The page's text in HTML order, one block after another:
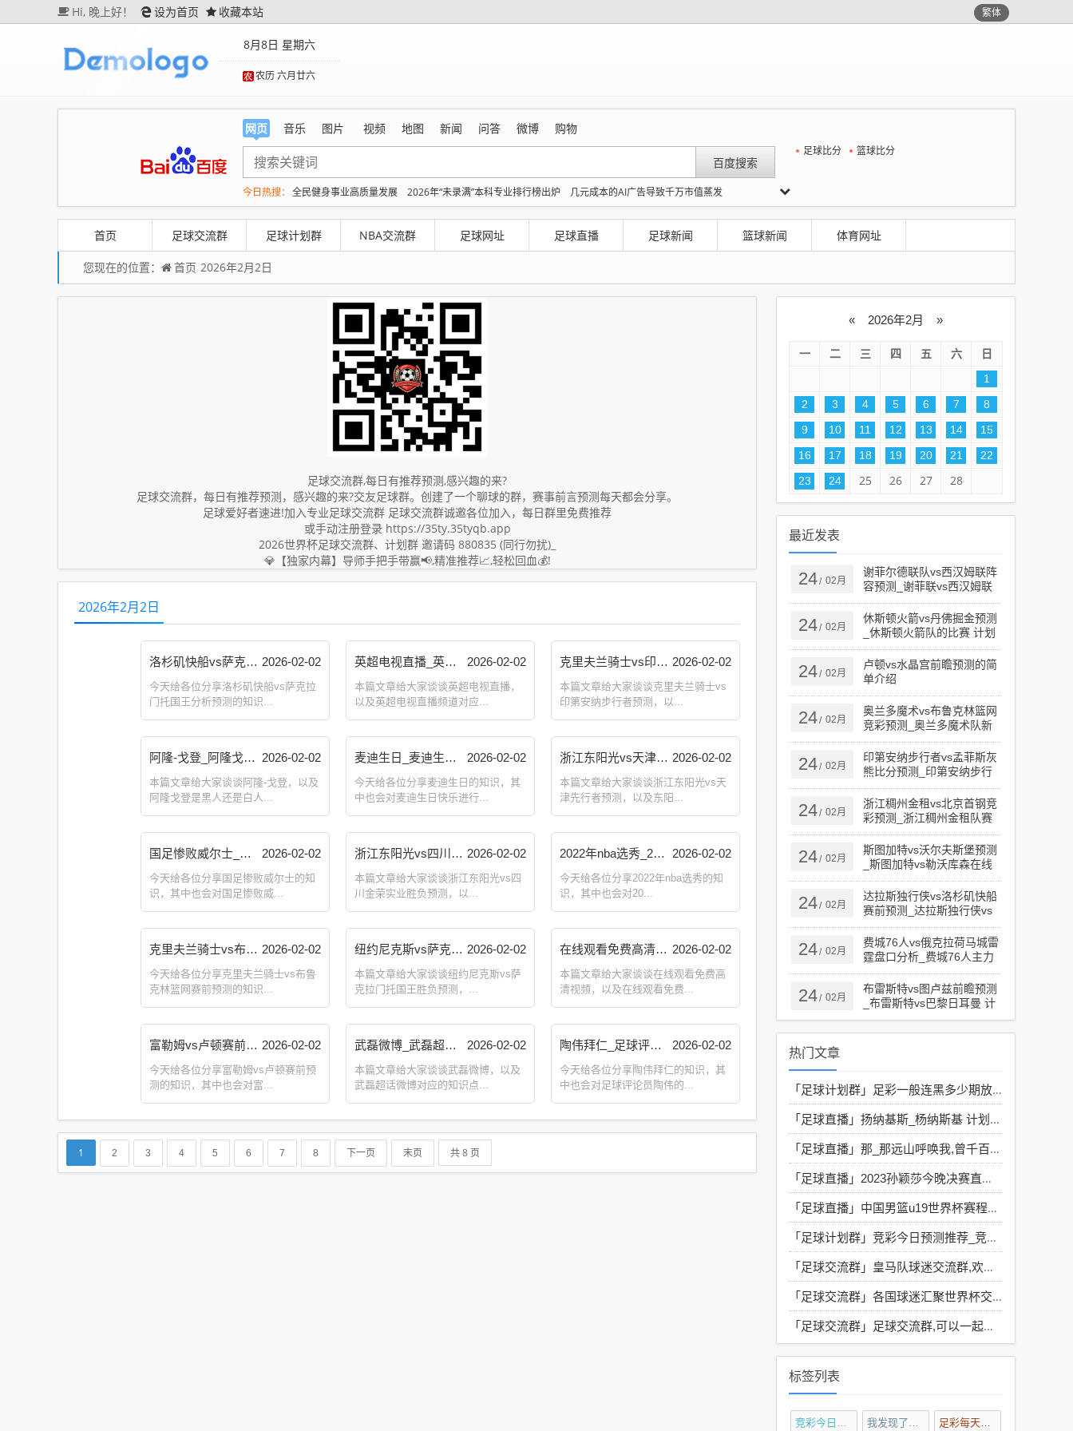
Hi, 晚上好！ 设为首页 收藏本站 繁体
8月8日 星期六
农历 六月廿六
网页 音乐 图片 视频 地图 新闻 问答 微博 购物
今日热搜： 全民健身事业高质量发展 2026年“未录满”本科专业排行榜出炉
几元成本的AI广告导致千万市值蒸发
生产也能“拼单”了
央视新主播李秋莹孙亚鹏亮相 150元车上过夜费到底谁被做局了 台风白海豚到哪了
沈腾演技
河南刑案嫌犯被抓 逃窜时伤害多人
情侣在平潭拍日出时坠崖致一死一伤
足球比分 篮球比分
首页 足球交流群 足球计划群 NBA交流群 足球网址 足球直播 足球新闻 篮球新闻 体育网址
您现在的位置： 首页 2026年2月2日
足球交流群,每日有推荐预测,感兴趣的来?
足球交流群，每日有推荐预测，感兴趣的来?交友足球群。创建了一个聊球的群，赛事前言预测每天都会分享。
足球爱好者速进!加入专业足球交流群 足球交流群诚邀各位加入，每日群里免费推荐
或手动注册登录 https://35ty.35tyqb.app
2026世界杯足球交流群、计划群 邀请码 880835 (同行勿扰)_
💎【独家内幕】导师手把手带赢📢,精准推荐📈,轻松回血💰!
2026年2月2日
洛杉矶快船vs萨克拉门托国王分析预测_洛杉矶快船vs洛杉矶湖人 计划群 zckangmao.com 2026-02-02
今天给各位分享洛杉矶快船vs萨克拉
门托国王分析预测的知识...
英超电视直播_英超电视直播频道 计划群 zckangmao.com 2026-02-02
本篇文章给大家谈谈英超电视直播，
以及英超电视直播频道对应...
克里夫兰骑士vs印第安纳步行者预测_克利夫兰骑士对标 计划群 zckangmao.com 2026-02-02
本篇文章给大家谈谈克里夫兰骑士vs
印第安纳步行者预测，以...
阿隆-戈登_阿隆戈登是黑人还是白人 计划群 zckangmao.com 2026-02-02
本篇文章给大家谈谈阿隆-戈登，以及
阿隆戈登是黑人还是白人...
麦迪生日_麦迪生日快乐 计划群 zckangmao.com 2026-02-02
今天给各位分享麦迪生日的知识，其
中也会对麦迪生日快乐进行...
浙江东阳光vs天津先行者预测_东阳光怎么啦 计划群 zckangmao.com 2026-02-02
本篇文章给大家谈谈浙江东阳光vs天
津先行者预测，以及东阳...
国足惨败威尔士_国足惨败威尔士的原因 计划群 zckangmao.com 2026-02-02
今天给各位分享国足惨败威尔士的知
识，其中也会对国足惨败威...
浙江东阳光vs四川金荣实业胜负预测_东阳光控股 计划群 zckangmao.com 2026-02-02
本篇文章给大家谈谈浙江东阳光vs四
川金荣实业胜负预测，以...
2022年nba选秀_2022年nba选秀顺位 计划群 zckangmao.com 2026-02-02
今天给各位分享2022年nba选秀的知
识，其中也会对20...
克里夫兰骑士vs布鲁克林篮网赛前预测_克利夫兰骑士队战绩 计划群 zckangmao.com 2026-02-02
今天给各位分享克里夫兰骑士vs布鲁
克林篮网赛前预测的知识...
纽约尼克斯vs萨克拉门托国王胜负预测_纽约尼克斯吧 计划群 zckangmao.com 2026-02-02
本篇文章给大家谈谈纽约尼克斯vs萨
克拉门托国王胜负预测，...
在线观看免费高清视频_在线观看免费高清视频大全追剧app 计划群 zckangmao.com 2026-02-02
本篇文章给大家谈谈在线观看免费高
清视频，以及在线观看免费...
富勒姆vs卢顿赛前预测_富勒姆最近比赛 计划群 zckangmao.com 2026-02-02
今天给各位分享富勒姆vs卢顿赛前预
测的知识，其中也会对富...
武磊微博_武磊超话微博 计划群 zckangmao.com 2026-02-02
本篇文章给大家谈谈武磊微博，以及
武磊超话微博对应的知识点...
陶伟拜仁_足球评论员陶伟的年龄 计划群 zckangmao.com 2026-02-02
今天给各位分享陶伟拜仁的知识，其
中也会对足球评论员陶伟的...
1 2 3 4 5 6 7 8 下一页 末页 共 8 页
« 2026年2月 »
一 二 三 四 五 六 日
1
2
3 4 5 6 7
8
9
10 11 12 13 14
15
16
17 18 19 20 21
22
23
24 25 26 27 28
最近发表
24/ 02月
谢菲尔德联队vs西汉姆联阵
容预测_谢菲联vs西汉姆联
比分预测 计划群
zckangmao.com
24/ 02月
休斯顿火箭vs丹佛掘金预测
_休斯顿火箭队的比赛 计划
群 zckangmao.com
24/ 02月
卢顿vs水晶宫前瞻预测的简
单介绍
24/ 02月
奥兰多魔术vs布鲁克林篮网
竞彩预测_奥兰多魔术队新
闻 计划群 zckangmao.com
24/ 02月
印第安纳步行者vs孟菲斯灰
熊比分预测_印第安纳步行
者拿过冠军吗 计划群
zckangmao.com
24/ 02月
浙江稠州金租vs北京首钢竞
彩预测_浙江稠州金租队赛
程 计划群 zckangmao.com
24/ 02月
斯图加特vs沃尔夫斯堡预测
_斯图加特vs勒沃库森在线
直播 计划群
zckangmao.com
24/ 02月
达拉斯独行侠vs洛杉矶快船
赛前预测_达拉斯独行侠vs
洛杉矶快船直播 计划群
zckangmao.com
24/ 02月
费城76人vs俄克拉荷马城雷
霆盘口分析_费城76人主力
计划群 zckangmao.com
24/ 02月
布雷斯特vs图卢兹前瞻预测
_布雷斯特vs巴黎日耳曼 计
划群 zckangmao.com
热门文章
「足球计划群」 足彩一般连黑多少期放弃_足彩连黑的先兆 计划群 zckangmao.com
「足球直播」 扬纳基斯_杨纳斯基 计划群 zckangmao.com
「足球直播」 那_那远山呼唤我,曾千百次路过是什么歌 计划群 zckangmao.com
「足球直播」 2023孙颖莎今晚决赛直播_孙颖莎半决赛直播 计划群 zckangmao.com
「足球直播」 中国男篮u19世界杯赛程_中国男篮2019世预赛录像 计划群 zckangmao.com
「足球计划群」 竞彩今日预测推荐_竞彩今天预测 计划群 zckangmao.com
「足球交流群」 皇马队球迷交流群,欢迎粉丝加入(同行勿扰)
「足球交流群」 各国球迷汇聚世界杯交流群,畅聊足球激情无限
「足球交流群」 足球交流群,可以一起来聊足球
标签列表
竞彩今日预测推荐 (4) 我发现了一个稳赢的足彩漏洞 足彩每天盈利300元计划